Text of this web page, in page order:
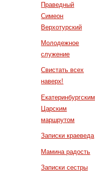
Праведный
Симеон
Верхотурский
Молодежное
служение
Свистать всех
наверх!
Екатеринбургским
Царским
маршрутом
Записки краеведа
Мамина радость
Записки сестры